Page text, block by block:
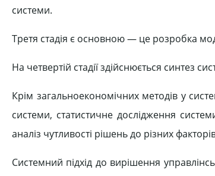
системи.
Третя стадія є основною — це розробка
На четвертій стадії здійснюється синтез
Крім загальноекономічних методів у
системи, статистичне дослідження
аналіз чутливості рішень до різних
Системний підхід до вирішення